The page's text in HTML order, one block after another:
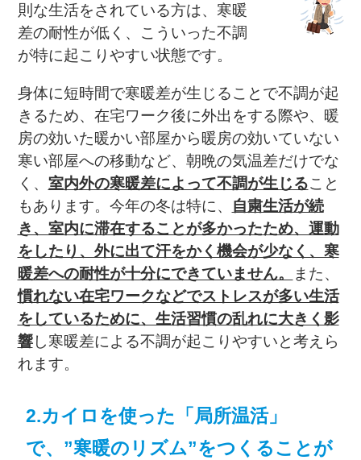
則な生活をされている方は、寒暖
差の耐性が低く、こういった不調
が特に起こりやすい状態です。
身体に短時間で寒暖差が生じることで不調が起
きるため、在宅ワーク後に外出をする際や、暖
房の効いた暖かい部屋から暖房の効いていない
寒い部屋への移動など、朝晩の気温差だけでな
く、 室内外の寒暖差によって不調が生じること
もあります。今年の冬は特に、
自粛生活が続
き、室内に滞在することが多かったため、運動
をしたり、外に出て汗をかく機会が少なく、寒
暖差への耐性が十分にできていません。
また、
慣れない在宅ワークなどでストレスが多い生活
をしているために、生活習慣の乱れに大きく影
響し寒暖差による不調が起こりやすいと考えら
れます。
2.カイロを使った「局所温活」
で、”寒暖のリズム”をつくることが